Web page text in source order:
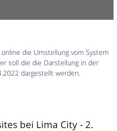
die Umstellung vom System
soll die die Darstellung in der
dargestellt werden.
bei Lima City - 2.